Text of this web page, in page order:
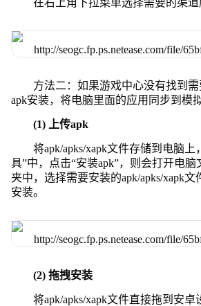
在右上角下拉菜单选择需要的渠道
方法二：如果游戏中心没有找到
apk安装，将电脑里面的应用同步到模
(1) 上传apk
将apk/apks/xapk文件存储到电脑上
具”中，点击“安装apk”，则会打开电
夹中，选择需要安装的apk/apks/xapk
安装。
(2) 拖拽安装
将apk/apks/xapk文件直接拖到安